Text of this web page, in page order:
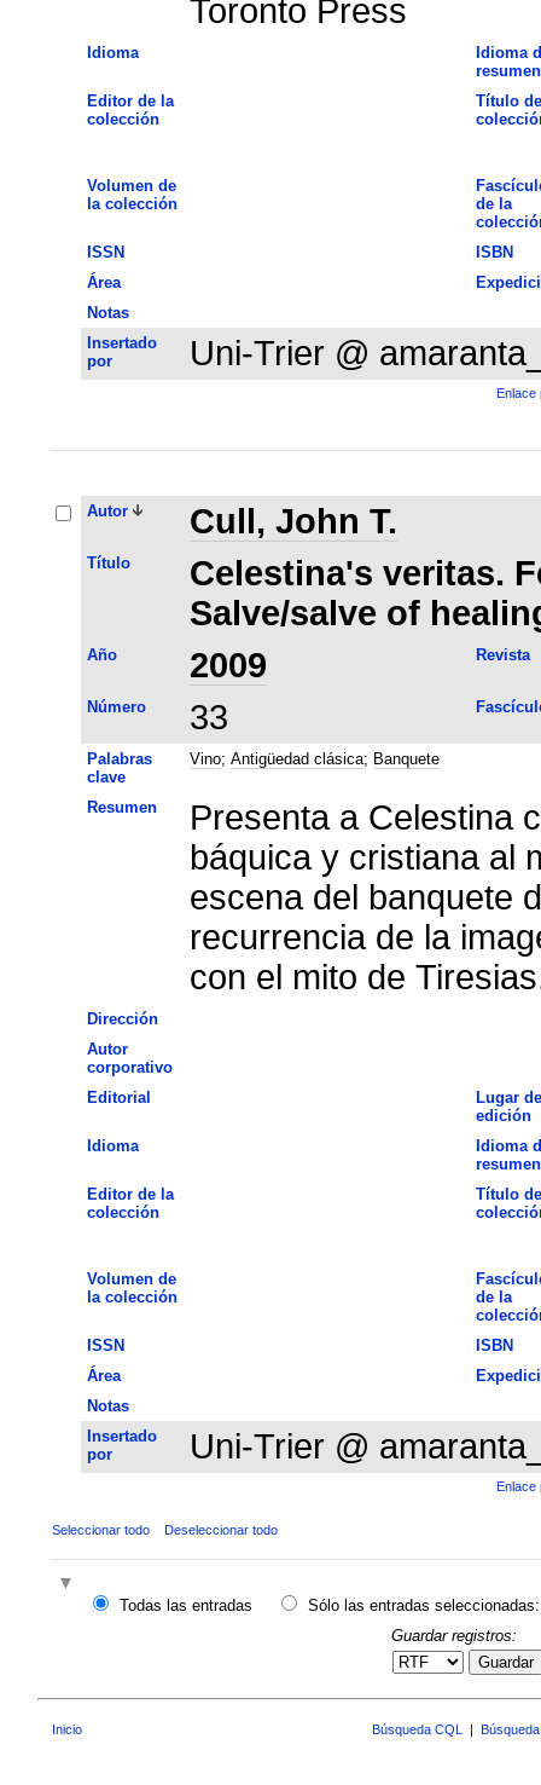
Toronto Press
Idioma
Idioma
resumen
Editor de la
colección
Título
Volumen de
la colección
de la
ISSN
ISBN
Área
Notas
Insertado
por
Uni-Trier @
Enlace
Autor Cull, John T.
Título
Celestina's veritas.
Salve/salve of
Año 2009 Revista
Número 33
Palabras
clave
Vino; Antigüedad clásica; Banquete
Resumen
Presenta a Celestina
báquica y cristiana al
escena del banquete
recurrencia de la
con el mito de
Dirección
Autor
corporativo
Editorial
Lugar de
edición
Idioma
Idioma
resumen
Editor de la
colección
Título
Volumen de
la colección
de la
ISSN
ISBN
Área
Notas
Insertado
por
Uni-Trier @
Enlace
Seleccionar todo Deseleccionar todo
Todas las entradas
Sólo las entradas seleccionadas:
Guardar registros:
Guardar
Inicio Búsqueda CQL